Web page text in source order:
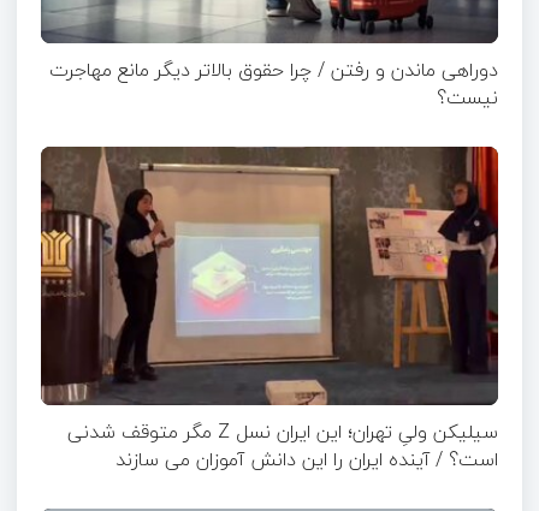
دوراهی ماندن و رفتن / چرا حقوق بالاتر دیگر مانع مهاجرت
نیست؟
سیلیکن ولیِ تهران؛ این ایران نسل Z مگر متوقف شدنی
است؟ / آینده ایران را این دانش آموزان می سازند